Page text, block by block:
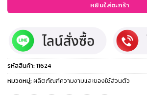
หยิบใส่ตะกร้า
รหัสสินค้า:11624
หมวดหมู่:ผลิตภัณฑ์ความงามและของใช้ส่วนตัว